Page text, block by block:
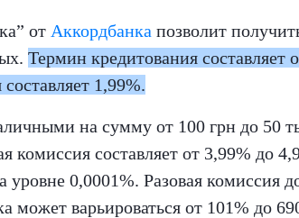
от Аккордбанка позволит
Термин кредитования составляет
1,99%.
на сумму от 100 грн до 50
комиссия составляет от 3,99% до
уровне 0,0001%. Разовая комиссия
может варьироваться от 101% до